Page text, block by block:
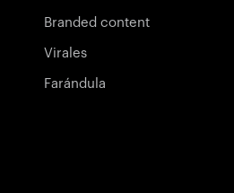
Branded content
Virales
Farándula